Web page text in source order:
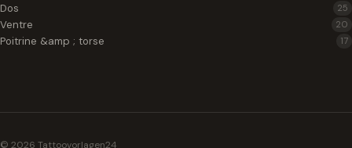
Dos 25
Ventre 20
Poitrine &amp ; torse 17
© 2026 Tattoovorlagen24